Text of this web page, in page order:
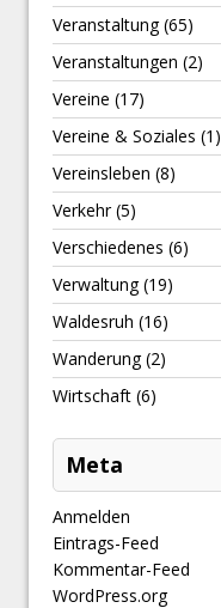
Veranstaltung(65)
Veranstaltungen (2)
Vereine (17)
Vereine & Soziales (1)
Vereinsleben (8)
Verkehr(5)
Verschiedenes (6)
Verwaltung(19)
Waldesruh (16)
Wanderung(2)
Wirtschaft (6)
Meta
Anmelden
Eintrags-Feed
Kommentar-Feed
WordPress.org